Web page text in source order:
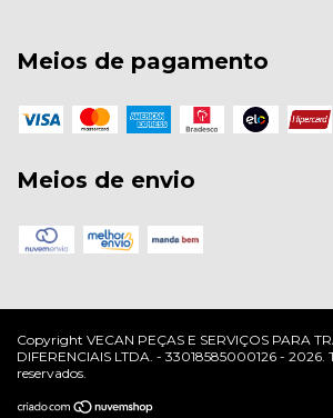
Meios de pagamento
Meios de envio
Copyright VECAN PEÇAS E SERVIÇOS PARA
DIFERENCIAIS LTDA. - 33018585000126 - 2026.
reservados.